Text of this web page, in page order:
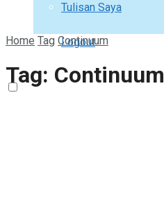
Tulisan Saya
Logout
Home Tag Continuum
Tag: Continuum